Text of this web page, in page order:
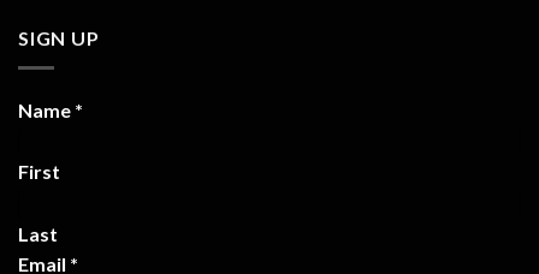
SIGN UP
Name *
First
Last
Email *